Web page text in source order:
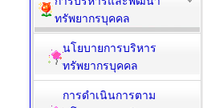
การบริหารและพัฒนา
ทรัพยากรบุคคล
นโยบายการบริหาร
ทรัพยากรบุคคล